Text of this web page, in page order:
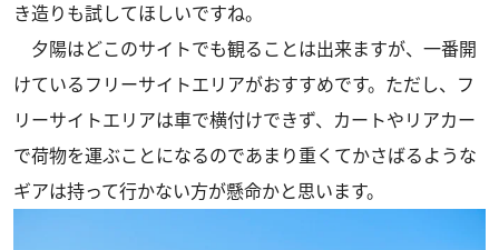
き造りも試してほしいですね。
夕陽はどこのサイトでも観ることは出来ますが、一番開
けているフリーサイトエリアがおすすめです。ただし、フ
リーサイトエリアは車で横付けできず、カートやリアカー
で荷物を運ぶことになるのであまり重くてかさばるような
ギアは持って行かない方が懸命かと思います。